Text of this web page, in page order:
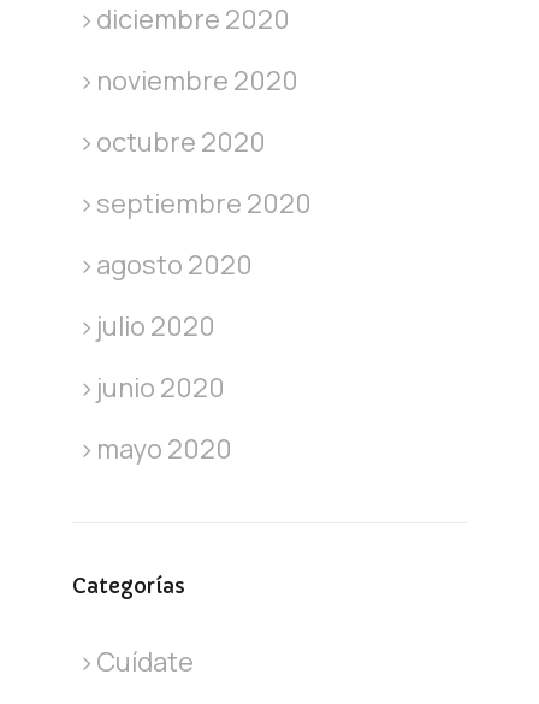
diciembre 2020
noviembre 2020
octubre 2020
septiembre 2020
agosto 2020
julio 2020
junio 2020
mayo 2020
Categorías
Cuídate